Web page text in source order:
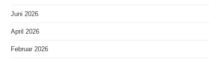
Juni 2026
April 2026
Februar 2026